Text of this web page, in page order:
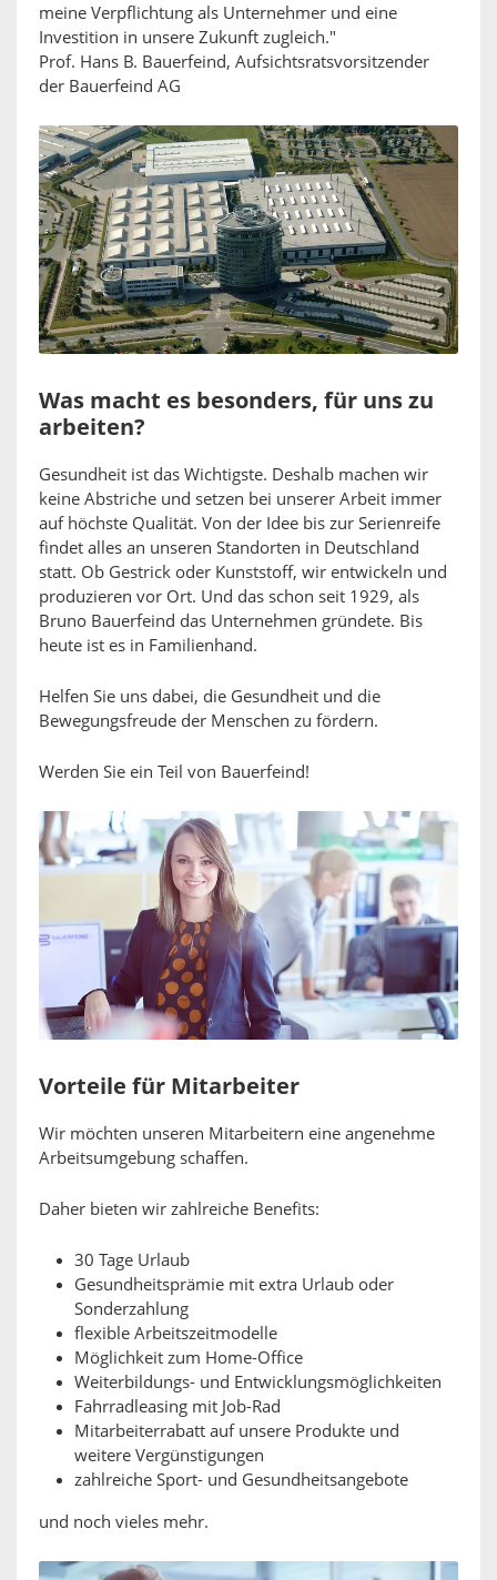
meine Verpflichtung als Unternehmer und eine
Investition in unsere Zukunft zugleich."
Prof. Hans B. Bauerfeind, Aufsichtsratsvorsitzender
der Bauerfeind AG
Was macht es besonders, für uns zu
arbeiten?
Gesundheit ist das Wichtigste. Deshalb machen wir
keine Abstriche und setzen bei unserer Arbeit immer
auf höchste Qualität. Von der Idee bis zur Serienreife
findet alles an unseren Standorten in Deutschland
statt. Ob Gestrick oder Kunststoff, wir entwickeln und
produzieren vor Ort. Und das schon seit 1929, als
Bruno Bauerfeind das Unternehmen gründete. Bis
heute ist es in Familienhand.
Helfen Sie uns dabei, die Gesundheit und die
Bewegungsfreude der Menschen zu fördern.
Werden Sie ein Teil von Bauerfeind!
Vorteile für Mitarbeiter
Wir möchten unseren Mitarbeitern eine angenehme
Arbeitsumgebung schaffen.
Daher bieten wir zahlreiche Benefits:
30 Tage Urlaub
Gesundheitsprämie mit extra Urlaub oder
Sonderzahlung
flexible Arbeitszeitmodelle
Möglichkeit zum Home-Office
Weiterbildungs- und Entwicklungsmöglichkeiten
Fahrradleasing mit Job-Rad
Mitarbeiterrabatt auf unsere Produkte und
weitere Vergünstigungen
zahlreiche Sport- und Gesundheitsangebote
und noch vieles mehr.